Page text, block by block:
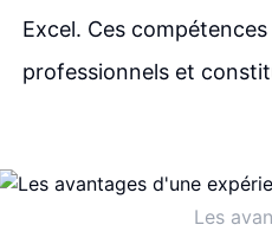
Excel. Ces
professionnels et
Les